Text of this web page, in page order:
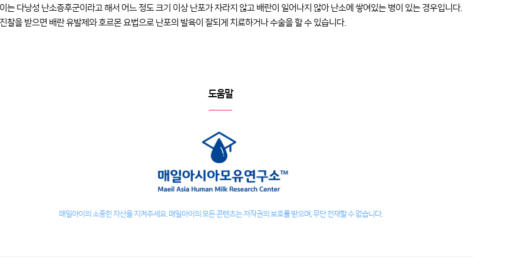
는 다낭성 난소증후군이라고 해서 어느 정도 크기 이상 난포가 자라지 않고 배란이 일어나지 않아 난소에 쌓여있는 병이 있는 경우입니다.
찰을 받으면 배란 유발제와 호르몬 요법으로 난포의 발육이 잘되게 치료하거나 수술을 할 수 있습니다.
도움말
매일아이의 소중한 자산을 지켜주세요. 매일아이의 모든 콘텐츠는 저작권의 보호를 받으며, 무단 전재할 수 없습니다.